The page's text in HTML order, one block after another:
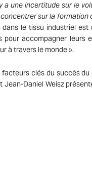
a une incertitude sur le
concentrer sur la formation
le tissu industriel est
accompagner leurs
à travers le monde ».
clés du succès du
Daniel Weisz